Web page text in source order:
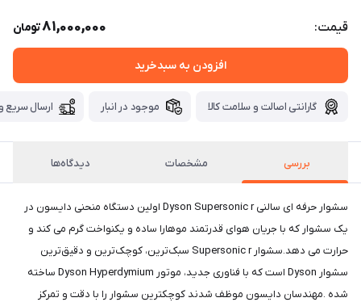
قیمت: 81,000,000تومان
افزودن به سبدخرید
گارانتی اصالت و سلامت کالا موجود در انبار ارسال سریع
بررسی مشخصات دیدگاه‌ها
سشوار حرفه ای سالنی Dyson Supersonic r اولین دستگاه منحنی دایسون در
یک سشوار که با جریان هوای قدرتمند موهارا ساده و یکنواخت گرم می کند و
حرارت می دهد.سشوار Supersonic r سبک‌ترین، کوچک‌ترین و دقیق‌ترین
سشوار Dyson است که با فناوری جدید، موتور Dyson Hyperdymium ساخته
شده .مهندسان دایسون موظف شدند کوچکترین سشوار را با دقت و تمرکز